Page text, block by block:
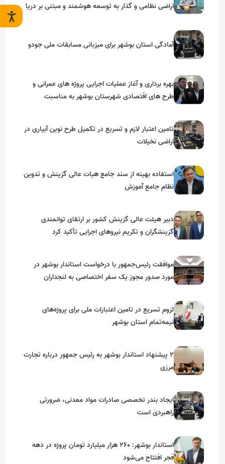
اراضی نظامی و گذار به توسعه هوشمند و مبتنی بر دریا
آمادگی استان بوشهر برای میزبانی مسابقات ملی جودو
بهره برداری و آغاز عملیات اجرایی پروژه های عمرانی و
طرح های اقتصادی شهرستان بوشهر به مناسبت
تامین اعتبار لازم و تسریع در تکمیل طرح نوین آبیاری در
اراضی نخیلات
استفاده بهینه از سند جامع هیات عالی گزینش و‌ تدوین
نظام جامع آموزش
دبیر هیئت عالی گزینش کشور بر ارتقای توانمندی
گزینشگران و تکریم نیروهای اجرایی تأکید کرد
موافقت رئیس‌جمهور با درخواست استاندار بوشهر در
مورد صدور مجوز یک سفر اختصاصی به لنجداران
لزوم تسریع در تامین اعتبارات ملی برای پروژه‌های
نیمه‌تمام استان بوشهر
۲ پیشنهاد استاندار بوشهر به رئیس جمهور درباره تجارت
مرزی
ایجاد بندر تخصصی صادرات مواد معدنی، ضرورتی
راهبردی است
استاندار بوشهر: ۲۶۰ هزار میلیارد تومان پروژه در دهه
فجر افتتاح می‌شود